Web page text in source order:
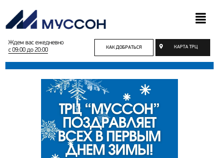
Ждем вас ежедневно
с 09:00 до 20:00
КАК ДОБРАТЬСЯ КАРТА ТРЦ